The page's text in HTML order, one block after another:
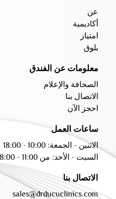
عن
أكاديمية
امتياز
بلوق
معلومات عن الفندق
الصحافة والإعلام
الاتصال بنا
احجز الآن
ساعات العمل
الاثنين - الجمعة: 10:00 - 18:00
السبت - الأحد: من 11:00 - 18:00
الاتصال بنا
sales@drducuclinics.com